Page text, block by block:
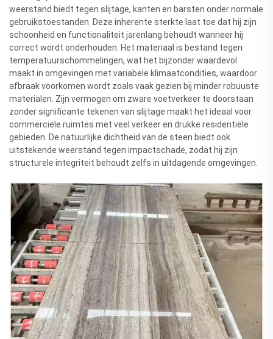
weerstand biedt tegen slijtage, kanten en barsten onder normale
gebruikstoestanden. Deze inherente sterkte laat toe dat hij zijn
schoonheid en functionaliteit jarenlang behoudt wanneer hij
correct wordt onderhouden. Het materiaal is bestand tegen
temperatuurschommelingen, wat het bijzonder waardevol
maakt in omgevingen met variabele klimaatcondities, waardoor
afbraak voorkomen wordt zoals vaak gezien bij minder robuuste
materialen. Zijn vermogen om zware voetverkeer te doorstaan
zonder significante tekenen van slijtage maakt het ideaal voor
commerciële ruimtes met veel verkeer en drukke residentiële
gebieden. De natuurlijke dichtheid van de steen biedt ook
uitstekende weerstand tegen impactschade, zodat hij zijn
structurele integriteit behoudt zelfs in uitdagende omgevingen.